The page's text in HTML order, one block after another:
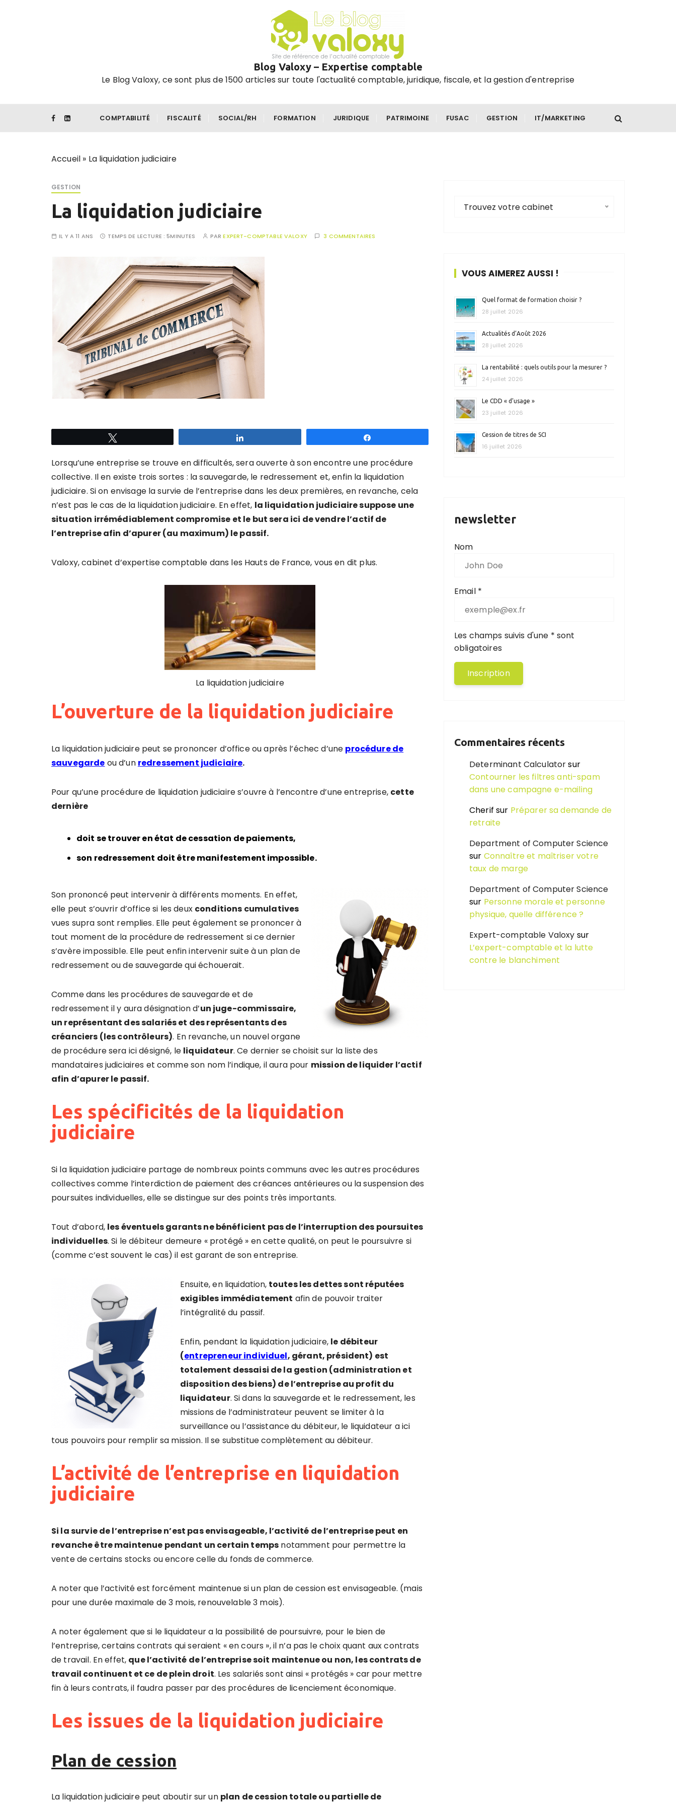
Blog Valoxy – Expertise comptable
Le Blog Valoxy, ce sont plus de 1500 articles sur toute l'actualité comptable, juridique, fiscale, et la gestion d'entreprise
COMPTABILITÉ FISCALITÉ SOCIAL/RH FORMATION JURIDIQUE PATRIMOINE FUSAC GESTION IT/MARKETING
Accueil » La liquidation judiciaire
GESTION
La liquidation judiciaire
IL Y A 11 ANS TEMPS DE LECTURE :5MINUTES PAREXPERT-COMPTABLE VALOXY 3 COMMENTAIRES
Lorsqu’une entreprise se trouve en difficultés, sera ouverte à son encontre une procédure
collective. Il en existe trois sortes : la sauvegarde, le redressement et, enfin la liquidation
judiciaire. Si on envisage la survie de l’entreprise dans les deux premières, en revanche, cela
n’est pas le cas de la liquidation judiciaire. En effet, la liquidation judiciaire suppose une
situation irrémédiablement compromise et le but sera ici de vendre l’actif de
l’entreprise afin d’apurer (au maximum) le passif.
Valoxy, cabinet d’expertise comptable dans les Hauts de France, vous en dit plus.
La liquidation judiciaire
L’ouverture de la liquidation judiciaire
La liquidation judiciaire peut se prononcer d’office ou après l’échec d’une procédure de
sauvegarde ou d’un redressement judiciaire.
Pour qu’une procédure de liquidation judiciaire s’ouvre à l’encontre d’une entreprise, cette
dernière
doit se trouver en état decessation de paiements,
son redressement doit être manifestement impossible.
Son prononcé peut intervenir à différents moments. En effet,
elle peut s’ouvrir d’office si les deux conditions cumulatives
vues supra sont remplies. Elle peut également se prononcer à
tout moment de la procédure de redressement si ce dernier
s’avère impossible. Elle peut enfin intervenir suite à un plan de
redressement ou de sauvegarde qui échouerait.
Comme dans les procédures de sauvegarde et de
redressement il y aura désignation d’un juge-commissaire,
un représentant des salariés et des représentants des
créanciers (les contrôleurs). En revanche, un nouvel organe
de procédure sera ici désigné, le liquidateur. Ce dernier se choisit sur la liste des
mandataires judiciaires et comme son nom l’indique, il aura pour mission de liquider l’actif
afin d’apurer le passif.
Les spécificités de la liquidation
judiciaire
Si la liquidation judiciaire partage de nombreux points communs avec les autres procédures
collectives comme l’interdiction de paiement des créances antérieures ou la suspension des
poursuites individuelles, elle se distingue sur des points très importants.
Tout d’abord, les éventuels garants ne bénéficient pas de l’interruption des poursuites
individuelles. Si le débiteur demeure « protégé » en cette qualité, on peut le poursuivre si
(comme c’est souvent le cas) il est garant de son entreprise.
Ensuite, en liquidation, toutes les dettes sont réputées
exigibles immédiatement afin de pouvoir traiter
l’intégralité du passif.
Enfin, pendant la liquidation judiciaire, le débiteur
(entrepreneur individuel, gérant, président) est
totalement dessaisi de la gestion (administration et
disposition des biens) de l’entreprise au profit du
liquidateur. Si dans la sauvegarde et le redressement, les
missions de l’administrateur peuvent se limiter à la
surveillance ou l’assistance du débiteur, le liquidateur a ici
tous pouvoirs pour remplir sa mission. Il se substitue complètement au débiteur.
L’activité de l’entreprise en liquidation
judiciaire
Si la survie de l’entreprise n’est pas envisageable, l’activité de l’entreprise peut en
revanche être maintenue pendant un certain temps notamment pour permettre la
vente de certains stocks ou encore celle du fonds de commerce.
A noter que l’activité est forcément maintenue si un plan de cession est envisageable. (mais
pour une durée maximale de 3 mois, renouvelable 3 mois).
A noter également que si le liquidateur a la possibilité de poursuivre, pour le bien de
l’entreprise, certains contrats qui seraient « en cours », il n’a pas le choix quant aux contrats
de travail. En effet, que l’activité de l’entreprise soit maintenue ou non, les contrats de
travail continuent et ce de plein droit. Les salariés sont ainsi « protégés » car pour mettre
fin à leurs contrats, il faudra passer par des procédures de licenciement économique.
Les issues de la liquidation judiciaire
Plan de cession
La liquidation judiciaire peut aboutir sur un plan de cession totale ou partielle de
Trouvez votre cabinet
VOUS AIMEREZ AUSSI !
Quel format de formation choisir ?
28 juillet 2026
Actualités d’Août 2026
28 juillet 2026
La rentabilité : quels outils pour la mesurer ?
24 juillet 2026
Le CDD « d’usage »
23 juillet 2026
Cession de titres de SCI
16 juillet 2026
newsletter
Nom
Email *
Les champs suivis d'une * sont
obligatoires
Commentaires récents
Determinant Calculatorsur
Contourner les filtres anti-spam
dans une campagne e-mailing
Cherif sur Préparer sa demande de
retraite
Department of Computer Science
sur Connaître et maîtriser votre
taux de marge
Department of Computer Science
sur Personne morale et personne
physique, quelle différence ?
Expert-comptable Valoxy sur
L’expert-comptable et la lutte
contre le blanchiment